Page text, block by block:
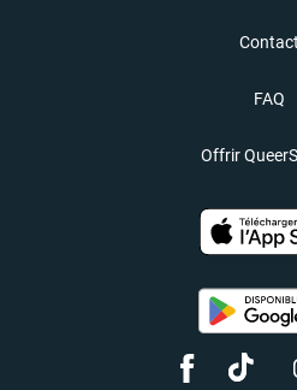
Contact
FAQ
Offrir